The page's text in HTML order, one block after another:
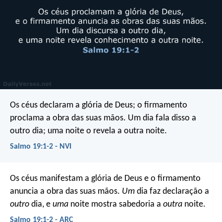
Os céus declaram a glória de Deus; o firmamento
proclama a obra das suas mãos. Um dia fala disso a
outro dia; uma noite o revela a outra noite.
Salmo 19:1-2 - NVI
Os céus manifestam a glória de Deus e o firmamento
anuncia a obra das suas mãos. Um dia faz declaração a
outro dia, e uma noite mostra sabedoria a outra noite.
Salmo 19:1-2 - ARC